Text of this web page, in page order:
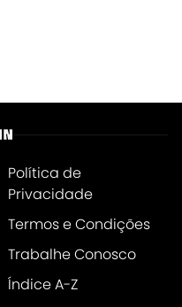
Política de
Privacidade
Termos e Condições
Trabalhe Conosco
Índice A-Z